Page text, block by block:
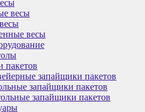
весы
весы
пакетов
запайщики пакетов
запайщики пакетов
запайщики пакетов